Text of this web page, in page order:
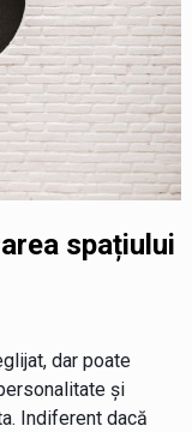
spațiului
dar poate
și
Indiferent dacă